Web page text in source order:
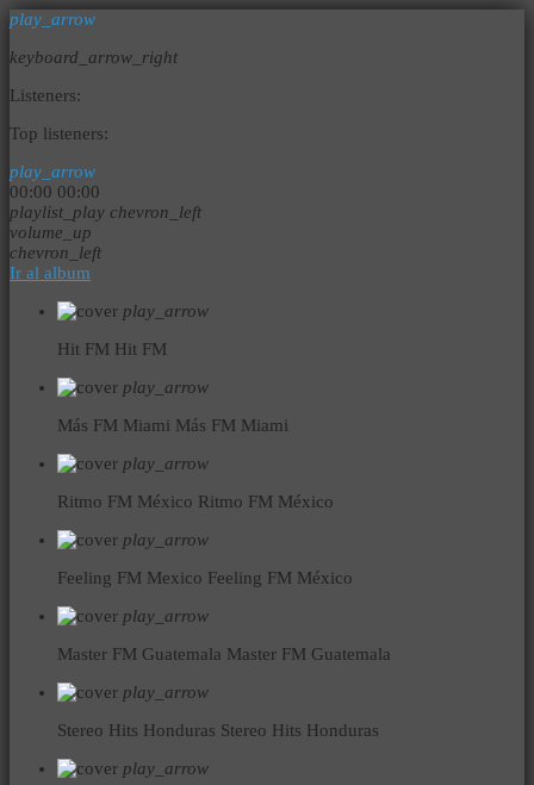
play_arrow
keyboard_arrow_right
Listeners:
Top listeners:
play_arrow
00:00 00:00
playlist_play chevron_left
volume_up
chevron_left
Ir al album
play_arrow
Hit FM Hit FM
play_arrow
Más FM Miami Más FM Miami
play_arrow
Ritmo FM México Ritmo FM México
play_arrow
Feeling FM Mexico Feeling FM México
play_arrow
Master FM Guatemala Master FM Guatemala
play_arrow
Stereo Hits Honduras Stereo Hits Honduras
play_arrow